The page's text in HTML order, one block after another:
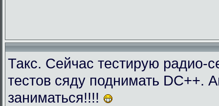
Такс. Сейчас тестирую радио-
тестов сяду поднимать DC++.
заниматься!!!!